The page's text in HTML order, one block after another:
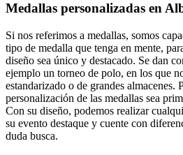
Medallas personalizadas en
Si nos referimos a medallas, somos
tipo de medalla que tenga en mente,
diseño sea único y destacado. Se dan
ejemplo un torneo de polo, en los que
estandarizado o de grandes almacenes.
personalización de las medallas sea
Con su diseño, podemos realizar
su evento destaque y cuente con
duda busca.